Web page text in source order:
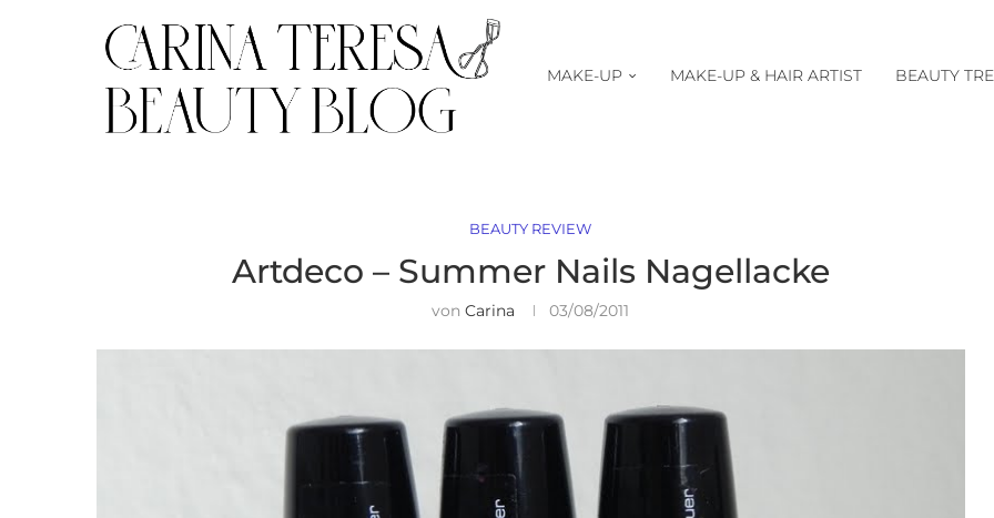
MAKE-UP MAKE-UP & HAIR ARTIST BEAUTY
BEAUTY REVIEW
Artdeco – Summer Nails Nagellacke
vonCarina 03/08/2011